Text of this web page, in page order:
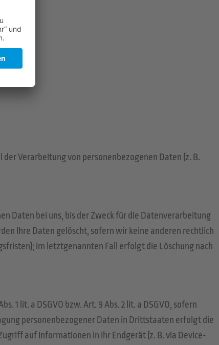
Verarbeitung von personenbezogenen Daten (z. B.
Daten bei uns, bis der Zweck für die Datenverarbeitung
Ihre Daten gelöscht, sofern wir keine anderen rechtlich
im letztgenannten Fall erfolgt die Löschung nach
lit. a DSGVO bzw. Art. 9 Abs. 2 lit. a DSGVO, sofern
personenbezogener Daten in Drittstaaten erfolgt die
auf Informationen in Ihr Endgerät (z. B. via Device-